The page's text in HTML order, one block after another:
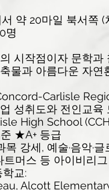
약 20마일 북서쪽 (
명
시작점이자 문학과
물과 아름다운 자
Carlisle
성취도와 전인교육
High School
★A+ 등급
목 강세, 예술·음악·
트머스 등 아이비리
교:
Alcott